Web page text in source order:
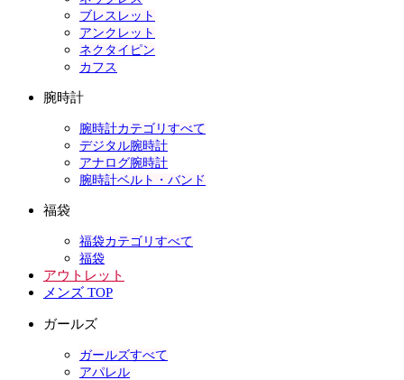
ブレスレット
アンクレット
ネクタイピン
カフス
腕時計
腕時計カテゴリすべて
デジタル腕時計
アナログ腕時計
腕時計ベルト・バンド
福袋
福袋カテゴリすべて
福袋
アウトレット
メンズ TOP
ガールズ
ガールズすべて
アパレル